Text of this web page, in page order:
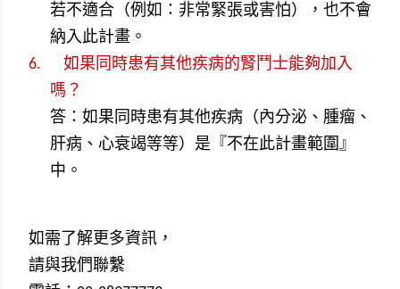
若不適合（例如：非常緊張或害怕），也不會
納入此計畫。
6.
如果同時患有其他疾病的腎鬥士能夠加入
嗎？
答：如果同時患有其他疾病（內分泌、腫瘤、
肝病、心衰竭等等）是『不在此計畫範圍』
中。
如需了解更多資訊，
請與我們聯繫